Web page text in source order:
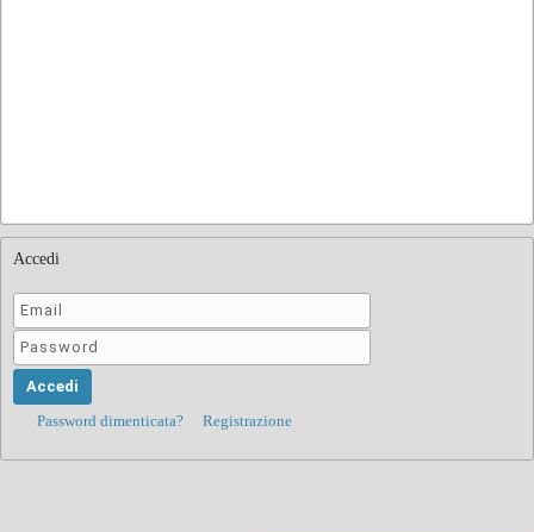
Accedi
Password dimenticata? Registrazione